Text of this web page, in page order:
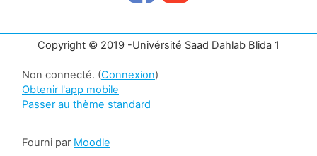
Copyright © 2019 -Univérsité Saad Dahlab Blida 1
Non connecté. (Connexion)
Obtenir l'app mobile
Passer au thème standard
Fourni par Moodle